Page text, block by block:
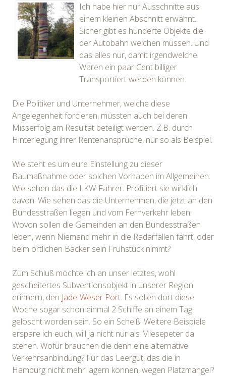
Ich habe hier nur Ausschnitte aus
einem kleinen Abschnitt erwähnt.
Sicher gibt es hunderte Objekte die
der Autobahn weichen müssen. Und
das alles nur, damit irgendwelche
Waren ein paar Cent billiger
Transportiert werden können.
Die Politiker und Unternehmer, welche diese
Angelegenheit forcieren, müssten auch bei deren
Misserfolg am Resultat beteiligt werden. Z.B. durch
Hinterlegung ihrer Rentenansprüche, nur so als Beispiel.
Wie steht es um eure Einstellung zu dieser
Baumaßnahme oder solchen Vorhaben im Allgemeinen.
Wie sehen das die LKW-Fahrer. Profitiert sie wirklich
davon. Wie sehen das die Unternehmen, die jetzt an den
Bundesstraßen liegen und vom Fernverkehr leben.
Wovon sollen die Gemeinden an den Bundesstraßen
leben, wenn Niemand mehr in die Radarfallen fährt, oder
beim örtlichen Bäcker sein Frühstück nimmt?
Zum Schluß möchte ich an unser letztes, wohl
gescheitertes Subventionsobjekt in unserer Region
erinnern, den Jade-Weser Port. Es sollen dort diese
Woche sogar schon einmal 2 Schiffe an einem Tag
gelöscht worden sein. So ein Scheiß! Weitere Beispiele
erspare ich euch, will ja nicht nur als Miesepeter da
stehen. Wofür brauchen die denn eine alternative
Verkehrsanbindung? Für das Leergut, das die in
Hamburg nicht mehr lagern können, wegen Platzmangel?